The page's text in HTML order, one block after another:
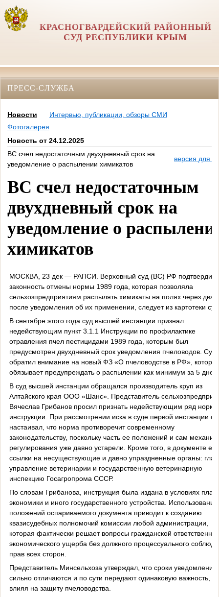
КРАСНОГВАРДЕЙСКИЙ РАЙОННЫЙ
СУД РЕСПУБЛИКИ КРЫМ
ПРЕСС-СЛУЖБА
Новости
Интервью, публикации, обзоры СМИ
Фотогалерея
Новость от 24.12.2025
ВС счел недостаточным двухдневный срок на
уведомление о распылении химикатов
версия для
ВС счел недостаточным
двухдневный срок на
уведомление о
химикатов
МОСКВА, 23 дек — РАПСИ. Верховный суд (ВС) РФ подтвердил
законность отмены нормы 1989 года, которая позволяла
сельхозпредприятиям распылять химикаты на полях через два
после уведомления об их применении, следует из картотеки
В сентябре этого года суд высшей инстанции признал
недействующим пункт 3.1.1 Инструкции по профилактике
отравления пчел пестицидами 1989 года, которым был
предусмотрен двухдневный срок уведомления пчеловодов. Суд
обратил внимание на новый ФЗ «О пчеловодстве в РФ»,
обязывает предупреждать о распылении как минимум за 5 дней.
В суд высшей инстанции обращался производитель круп из
Алтайского края ООО «Шанс». Представитель
Вячеслав Грибанов просил признать недействующим ряд норм
инструкции. При рассмотрении иска в суде первой инстанции он
настаивал, что норма противоречит современному
законодательству, поскольку часть ее положений и сам
регулирования уже давно устарели. Кроме того, в документе
ссылки на несуществующие и давно упраздненные органы:
управление ветеринарии и государственную ветеринарную
инспекцию Госагропрома СССР.
По словам Грибанова, инструкция была издана в условиях
экономики и иного государственного устройства. Использование
положений оспариваемого документа приводит к созданию
квазисудебных полномочий комиссии любой администрации,
которая фактически решает вопросы гражданской
экономического ущерба без должного процессуального
прав всех сторон.
Представитель Минсельхоза утверждал, что сроки уведомления
сильно отличаются и по сути передают одинаковую важность,
влияя на защиту пчеловодства.